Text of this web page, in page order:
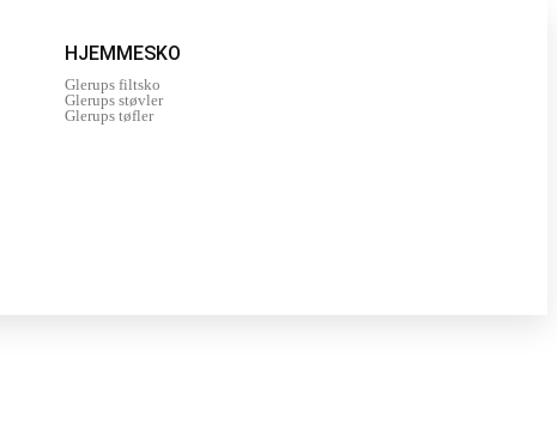
HJEMMESKO
Glerups filtsko
Glerups støvler
Glerups tøfler